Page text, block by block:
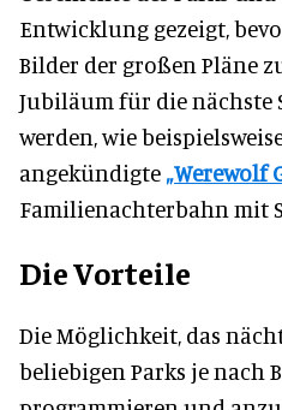
Entwicklung gezeigt,
Bilder der großen Pläne
Jubiläum für die nächste
werden, wie
angekündigte „Werewolf
Familienachterbahn mit
Die Vorteile
Die Möglichkeit, das
beliebigen Parks je nach